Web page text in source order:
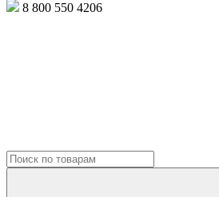
8 800 550 4206